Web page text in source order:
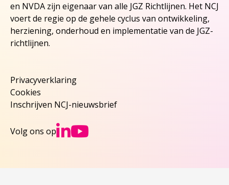
en NVDA zijn eigenaar van alle JGZ Richtlijnen. Het NCJ
voert de regie op de gehele cyclus van ontwikkeling,
herziening, onderhoud en implementatie van de JGZ-
richtlijnen.
Privacyverklaring
Cookies
Inschrijven NCJ-nieuwsbrief
Volg ons op Ga naar NCJs